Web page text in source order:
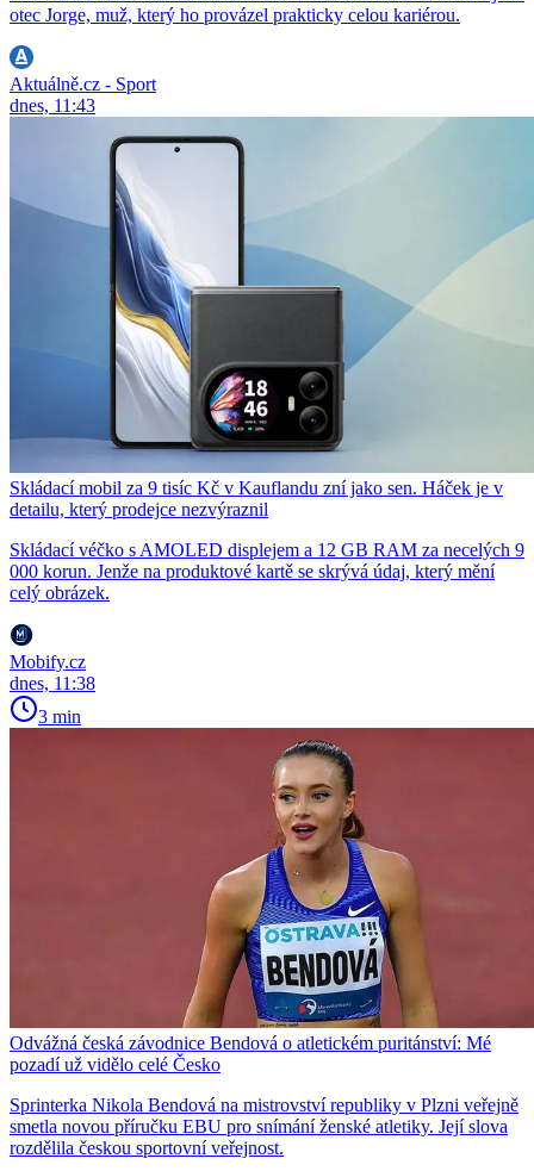
otec Jorge, muž, který ho provázel prakticky celou kariérou.
Aktuálně.cz - Sport
dnes, 11:43
Skládací mobil za 9 tisíc Kč v Kauflandu zní jako sen. Háček je v
detailu, který prodejce nezvýraznil
Skládací véčko s AMOLED displejem a 12 GB RAM za necelých 9
000 korun. Jenže na produktové kartě se skrývá údaj, který mění
celý obrázek.
Mobify.cz
dnes, 11:38
3 min
Odvážná česká závodnice Bendová o atletickém puritánství: Mé
pozadí už vidělo celé Česko
Sprinterka Nikola Bendová na mistrovství republiky v Plzni veřejně
smetla novou příručku EBU pro snímání ženské atletiky. Její slova
rozdělila českou sportovní veřejnost.